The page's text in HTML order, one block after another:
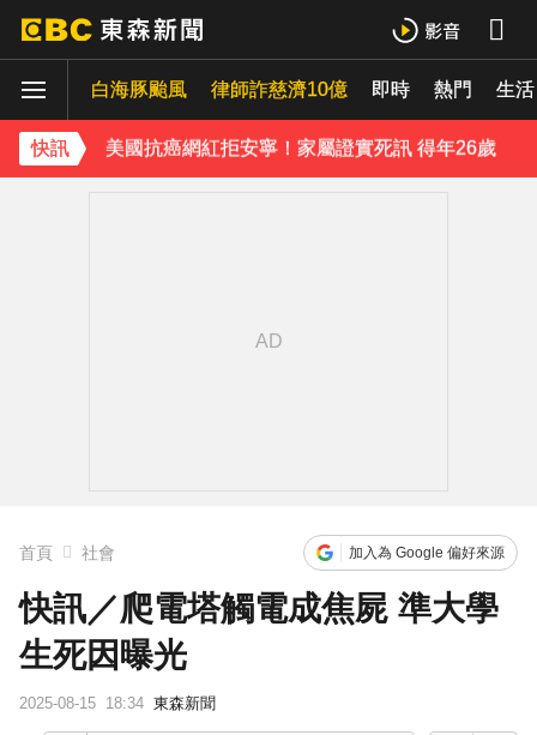
白海豚颱風 律師詐慈濟10億 即時 熱門 生活
快訊
《半澤直樹》男星宣布再婚！迎新生命雙喜臨門
涉製毒、跨國販毒！埃及女星被判死刑
美國抗癌網紅拒安寧！家屬證實死訊 得年26歲
首頁 社會 加入為 Google 偏好來源
快訊／爬電塔觸電成焦屍 準大學
生死因曝光
2025-08-15 18:34 東森新聞